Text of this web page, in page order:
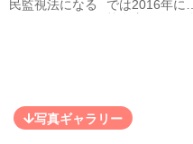
民監視法になる
では2016年にも
写真ギャラリー